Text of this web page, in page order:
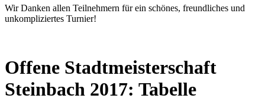
Wir Danken allen Teilnehmern für ein schönes, freundliches und
unkompliziertes Turnier!
Offene Stadtmeisterschaft
Steinbach 2017: Tabelle